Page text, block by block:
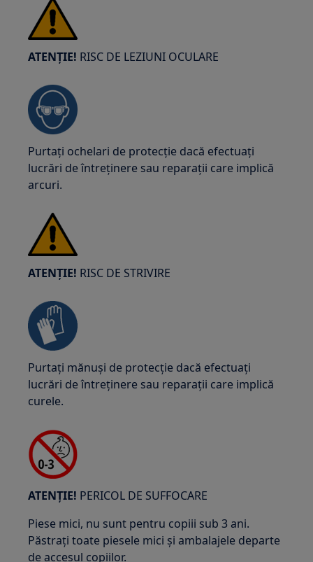
ATENȚIE! RISC DE LEZIUNI OCULARE
Purtați ochelari de protecție dacă efectuați
lucrări de întreținere sau reparații care implică
arcuri.
ATENȚIE! RISC DE STRIVIRE
Purtați mănuși de protecție dacă efectuați
lucrări de întreținere sau reparații care implică
curele.
ATENȚIE! PERICOL DE SUFFOCARE
Piese mici, nu sunt pentru copiii sub 3 ani.
Păstrați toate piesele mici și ambalajele departe
de accesul copiilor.